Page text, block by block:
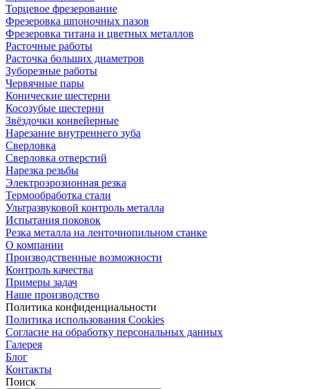
Торцевое фрезерование
Фрезеровка шпоночных пазов
Фрезеровка титана и цветных металлов
Расточные работы
Расточка больших диаметров
Зуборезные работы
Червячные пары
Конические шестерни
Косозубые шестерни
Звёздочки конвейерные
Нарезание внутреннего зуба
Сверловка
Сверловка отверстий
Нарезка резьбы
Электроэрозионная резка
Термообработка стали
Ультразвуковой контроль металла
Испытания поковок
Резка металла на ленточнопильном станке
О компании
Производственные возможности
Контроль качества
Примеры задач
Наше производство
Политика конфиденциальности
Политика использования Cookies
Согласие на обработку персональных данных
Галерея
Блог
Контакты
Поиск